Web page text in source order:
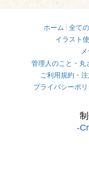
ホーム 全て
イラスト
管理人のこと・丸
ご利用規約・
プライバシーポ
制
-